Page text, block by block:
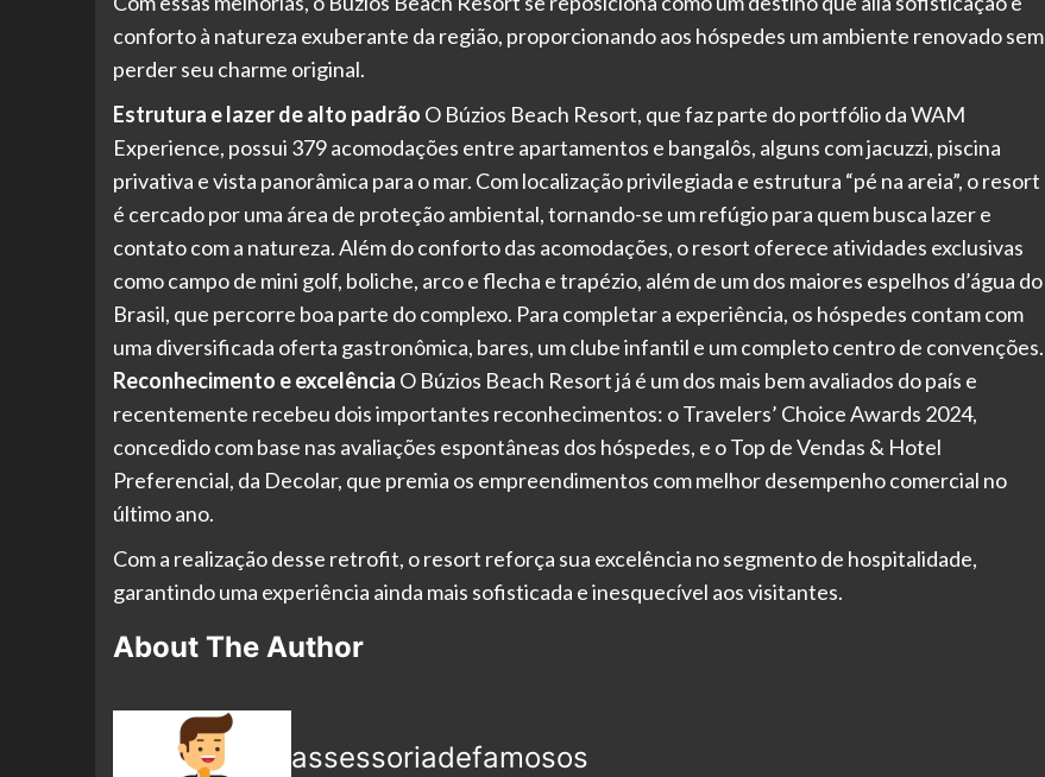
conforto à natureza exuberante da região, proporcionando aos hóspedes um ambiente renovado sem
perder seu charme original.
Estrutura e lazer de alto padrão O Búzios Beach Resort, que faz parte do portfólio da WAM
Experience, possui 379 acomodações entre apartamentos e bangalôs, alguns com jacuzzi, piscina
privativa e vista panorâmica para o mar. Com localização privilegiada e estrutura “pé na areia”, o resort
é cercado por uma área de proteção ambiental, tornando-se um refúgio para quem busca lazer e
contato com a natureza. Além do conforto das acomodações, o resort oferece atividades exclusivas
como campo de mini golf, boliche, arco e flecha e trapézio, além de um dos maiores espelhos d’água do
Brasil, que percorre boa parte do complexo. Para completar a experiência, os hóspedes contam com
uma diversificada oferta gastronômica, bares, um clube infantil e um completo centro de convenções.
Reconhecimento e excelência O Búzios Beach Resort já é um dos mais bem avaliados do país e
recentemente recebeu dois importantes reconhecimentos: o Travelers’ Choice Awards 2024,
concedido com base nas avaliações espontâneas dos hóspedes, e o Top de Vendas & Hotel
Preferencial, da Decolar, que premia os empreendimentos com melhor desempenho comercial no
último ano.
Com a realização desse retrofit, o resort reforça sua excelência no segmento de hospitalidade,
garantindo uma experiência ainda mais sofisticada e inesquecível aos visitantes.
About The Author
assessoriadefamosos